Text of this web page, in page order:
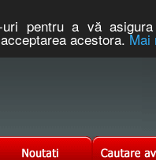
pentru a vă
acestora.Mai